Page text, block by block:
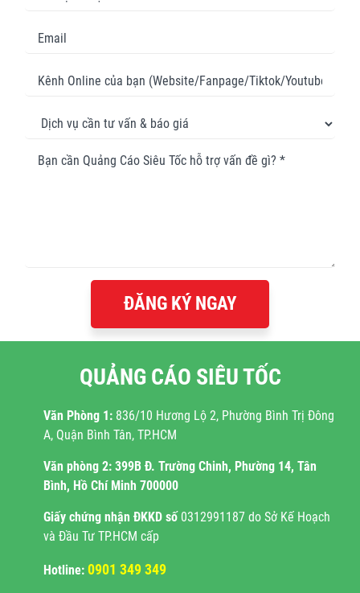
QUẢNG CÁO SIÊU TỐC
Văn Phòng 1: 836/10 Hương Lộ 2, Phường Bình Trị Đông
A, Quận Bình Tân, TP.HCM
Văn phòng 2: 399B Đ. Trường Chinh, Phường 14, Tân
Bình, Hồ Chí Minh 700000
Giấy chứng nhận ĐKKD số 0312991187 do Sở Kế Hoạch
và Đầu Tư TP.HCM cấp
Hotline: 0901 349 349
ĐĂNG KÝ NGAY